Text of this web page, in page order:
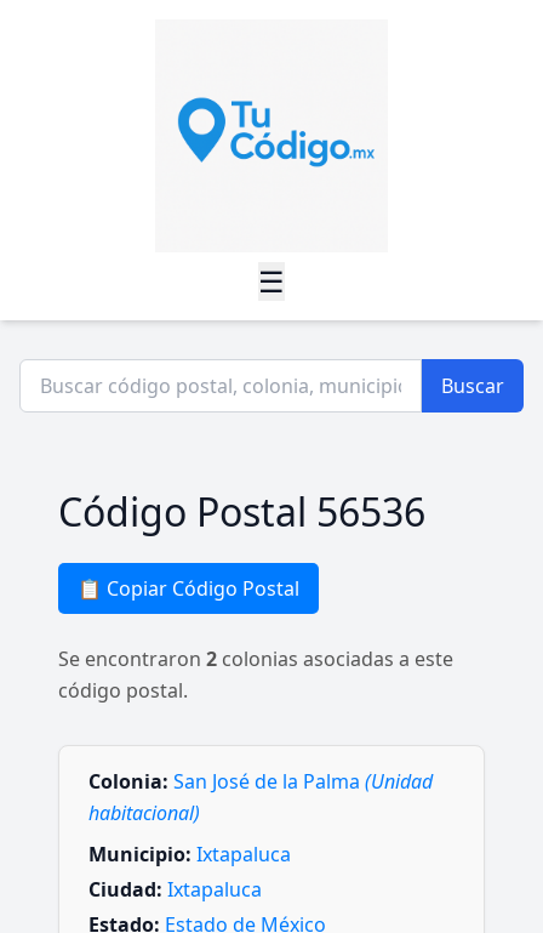
☰
Buscar
Código Postal 56536
📋 Copiar Código Postal
Se encontraron 2 colonias asociadas a este
código postal.
Colonia: San José de la Palma (Unidad
habitacional)
Municipio: Ixtapaluca
Ciudad: Ixtapaluca
Estado: Estado de México